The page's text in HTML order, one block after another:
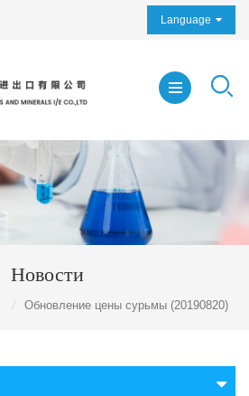
Language
Новости
Обновление цены сурьмы (20190820)